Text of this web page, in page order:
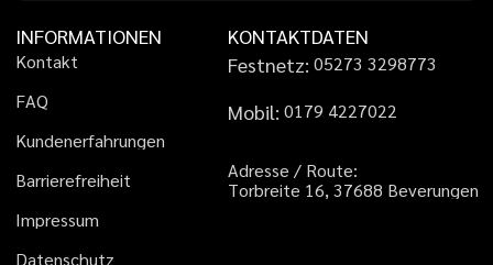
INFORMATIONEN
Kontakt
FAQ
Kundenerfahrungen
Barrierefreiheit
Impressum
Datenschutz
KONTAKTDATEN
Festnetz: 05273 3298773
Mobil: 01 79 4227022
Adresse / Route:
Torbreite 16, 37688 Beverungen